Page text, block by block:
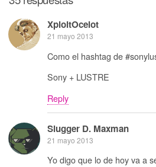
XploitOcelot
21 mayo 2013
Como el hashtag de
Sony + LUSTRE
Reply
Slugger D. Maxman
21 mayo 2013
Yo digo que lo de hoy va a